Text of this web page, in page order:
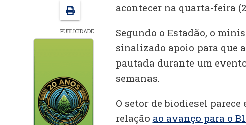
PUBLICIDADE
acontecer na quarta-feira
Segundo o Estadão, o
sinalizado apoio para que
pautada durante um
semanas.
O setor de biodiesel
relação ao avanço para o